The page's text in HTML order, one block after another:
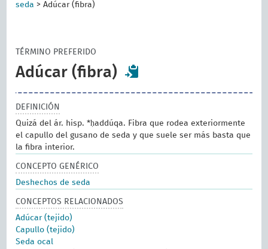
seda >Adúcar (fibra)
TÉRMINO PREFERIDO
Adúcar (fibra)
DEFINICIÓN
Quizá del ár. hisp. *ḥaddúqa. Fibra que rodea exteriormente
el capullo del gusano de seda y que suele ser más basta que
la fibra interior.
CONCEPTO GENÉRICO
Deshechos de seda
CONCEPTOS RELACIONADOS
Adúcar (tejido)
Capullo (tejido)
Seda ocal